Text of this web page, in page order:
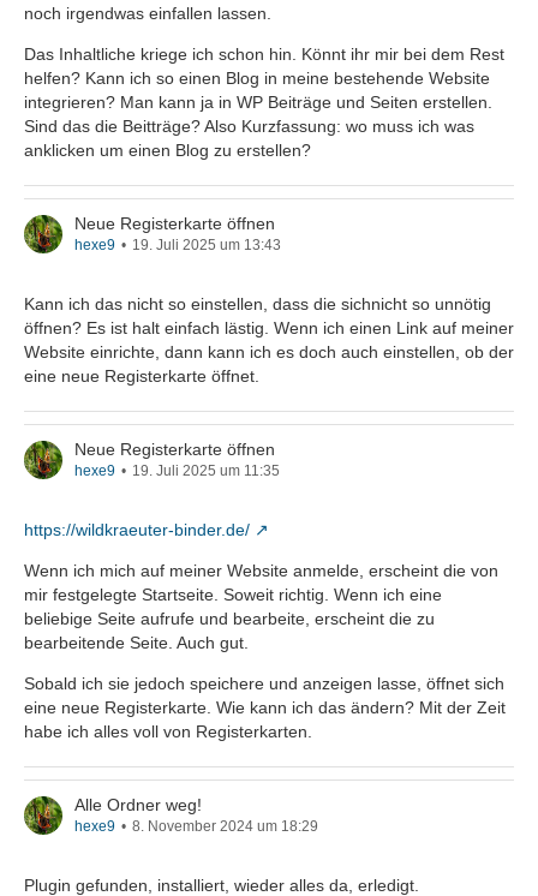
noch irgendwas einfallen lassen.
Das Inhaltliche kriege ich schon hin. Könnt ihr mir bei dem Rest
helfen? Kann ich so einen Blog in meine bestehende Website
integrieren? Man kann ja in WP Beiträge und Seiten erstellen.
Sind das die Beitträge? Also Kurzfassung: wo muss ich was
anklicken um einen Blog zu erstellen?
Neue Registerkarte öffnen
hexe9 19. Juli 2025 um 13:43
Kann ich das nicht so einstellen, dass die sichnicht so unnötig
öffnen? Es ist halt einfach lästig. Wenn ich einen Link auf meiner
Website einrichte, dann kann ich es doch auch einstellen, ob der
eine neue Registerkarte öffnet.
Neue Registerkarte öffnen
hexe9 19. Juli 2025 um 11:35
https://wildkraeuter-binder.de/
Wenn ich mich auf meiner Website anmelde, erscheint die von
mir festgelegte Startseite. Soweit richtig. Wenn ich eine
beliebige Seite aufrufe und bearbeite, erscheint die zu
bearbeitende Seite. Auch gut.
Sobald ich sie jedoch speichere und anzeigen lasse, öffnet sich
eine neue Registerkarte. Wie kann ich das ändern? Mit der Zeit
habe ich alles voll von Registerkarten.
Alle Ordner weg!
hexe9 8. November 2024 um 18:29
Plugin gefunden, installiert, wieder alles da, erledigt.